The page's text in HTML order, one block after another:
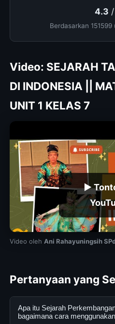
4.3
Berdasarkan
Video: SEJARAH
DI INDONESIA ||
UNIT 1 KELAS 7
▶
Video oleh Ani Rahayuningsih
Pertanyaan yang
Apa itu Sejarah
bagaimana cara